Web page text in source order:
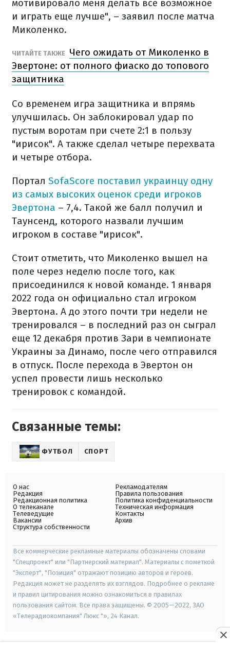
мотивировало меня делать все возможное
и играть еще лучше", – заявил после матча
Миколенко.
ЧИТАЙТЕ ТАКЖЕ Чего ожидать от Миколенко в
Эвертоне: от полного фиаско до топового
защитника
Со временем игра защитника и впрямь
улучшилась. Он заблокировал удар по
пустым воротам при счете 2:1 в пользу
"ирисок". А также сделал четыре перехвата
и четыре отбора.
Портал SofaScore поставил украинцу одну
из самых высоких оценок среди игроков
Эвертона – 7,4. Такой же балл получил и
Таунсенд, которого назвали лучшим
игроком в составе "ирисок".
Стоит отметить, что Миколенко вышел на
поле через неделю после того, как
присоединился к новой команде. 1 января
2022 года он официально стал игроком
Эвертона. А до этого почти три недели не
тренировался – в последний раз он сыграл
еще 12 декабря против Зари в чемпионате
Украины за Динамо, после чего отправился
в отпуск. После перехода в Эвертон он
успел провести лишь несколько
тренировок с командой.
Связанные темы:
ФУТБОЛ СПОРТ
О нас
Редакция
Редакционная политика
О телеканале
Телеведущие
Вакансии
Структура собственности
Рекламодателям
Правила пользования
Политика конфиденциальности
Техническая информация
Контакты
Архив
Все коммерческие рекламные материалы обозначены словами
"Спецпроект" или "Партнерский материал". Материалы с пометкой
"Эксперт", "Позиция" отражают позицию авторов и героев.
Редакция может не разделять их взглядов. Подробнее о рекламе
и правил цитирования можно ознакомиться в правилах
пользования сайтом. Все права защищены. © 2005—2022, ЗАО
«Телерадиокомпания" Люкс "», 24 Канал.